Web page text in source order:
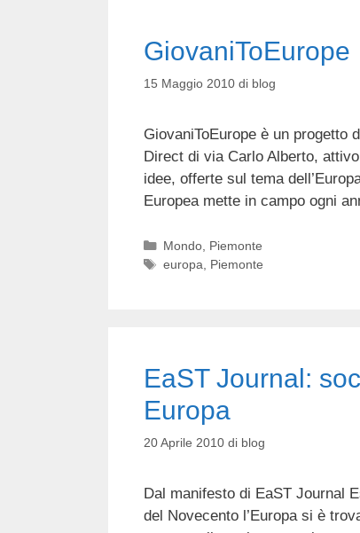
GiovaniToEurope
15 Maggio 2010 di blog
GiovaniToEurope è un progetto
Direct di via Carlo Alberto,
idee, offerte sul tema
Europea mette in campo ogni
Categorie
Mondo, Piemonte
Tag
europa, Piemonte
EaST Journal:
Europa
20 Aprile 2010 di blog
Dal manifesto di EaST Journal
del Novecento l’Europa si è